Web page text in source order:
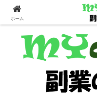
ホーム